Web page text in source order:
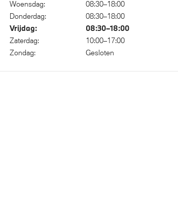
NoodLaadkabel (Mode 2)
Woensdag:
08:30–18:00
Donderdag:
08:30–18:00
Vrijdag: 08:30–18:00
Zaterdag:
10:00–17:00
Zondag:
Gesloten